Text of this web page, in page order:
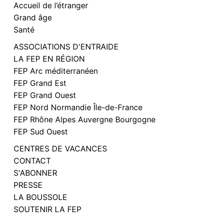
Accueil de l’étranger
Grand âge
Santé
ASSOCIATIONS D'ENTRAIDE
LA FEP EN RÉGION
FEP Arc méditerranéen
FEP Grand Est
FEP Grand Ouest
FEP Nord Normandie Île-de-France
FEP Rhône Alpes Auvergne Bourgogne
FEP Sud Ouest
CENTRES DE VACANCES
CONTACT
S'ABONNER
PRESSE
LA BOUSSOLE
SOUTENIR LA FEP